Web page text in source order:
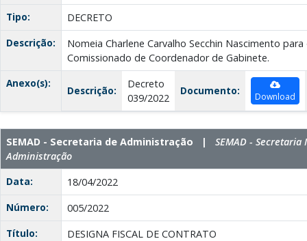
Tipo:
DECRETO
Descrição:
Nomeia Charlene Carvalho Secchin Nascimento
Comissionado de Coordenador de Gabinete.
Anexo(s):
Descrição:
Decreto
039/2022
Documento: Download
SEMAD - Secretaria de Administração | SEMAD -
Administração
Data:
18/04/2022
Número:
005/2022
Título:
DESIGNA FISCAL DE CONTRATO